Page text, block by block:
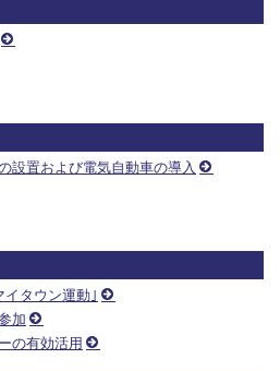
設置および電気自動車の導入
タウン運動｣
加
の有効活用